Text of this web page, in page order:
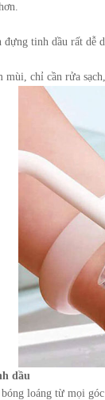
tinh dầu rất dễ
mùi, chỉ cần rửa
dầu
loáng từ mọi